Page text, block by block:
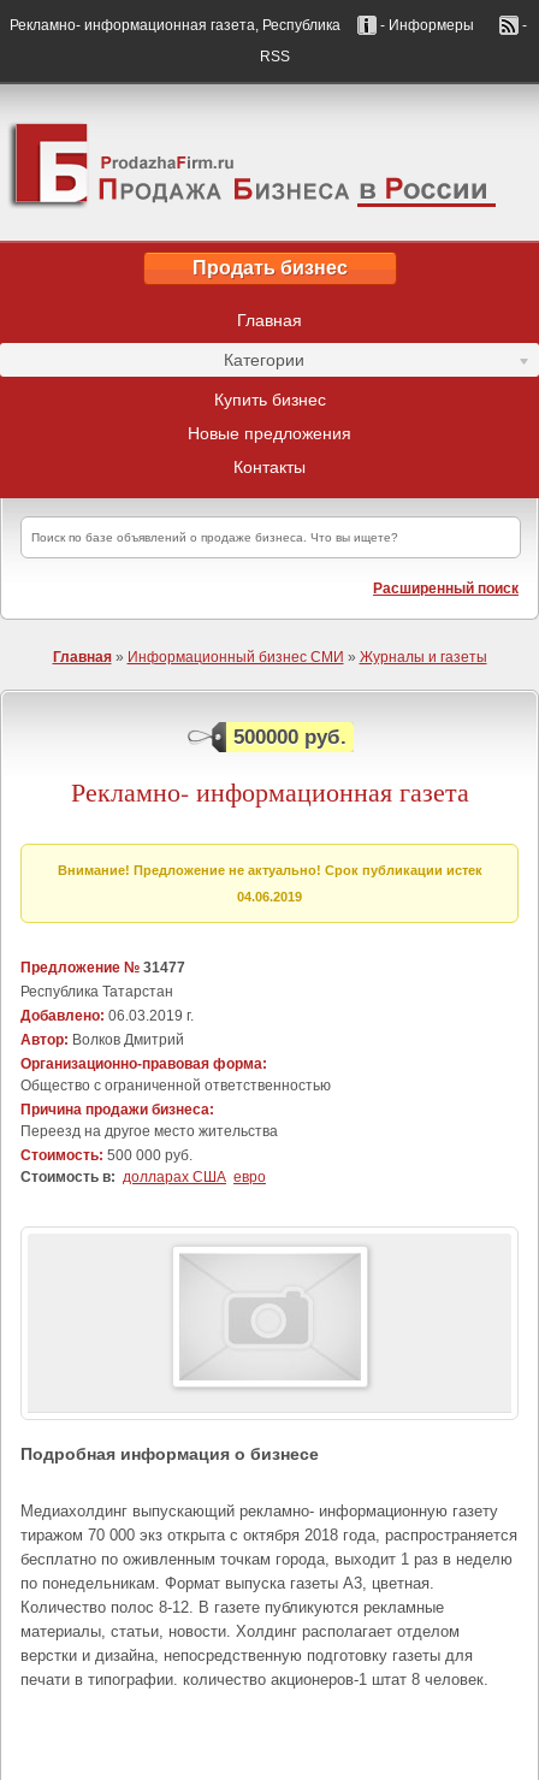
Рекламно- информационная газета, Республика - Информеры
-
RSS
Продать бизнес
Главная
Категории
Купить бизнес
Новые предложения
Контакты
Расширенный поиск
Главная» Информационный бизнес СМИ » Журналы и газеты
500000 руб.
Рекламно- информационная газета
Внимание! Предложение не актуально! Срок публикации истек
04.06.2019
Предложение № 31477
Республика Татарстан
Добавлено: 06.03.2019 г.
Автор: Волков Дмитрий
Организационно-правовая форма:
Общество с ограниченной ответственностью
Причина продажи бизнеса:
Переезд на другое место жительства
Стоимость: 500 000 руб.
Стоимость в: долларах США евро
Подробная информация о бизнесе
Медиахолдинг выпускающий рекламно- информационную газету
тиражом 70 000 экз открыта с октября 2018 года, распространяется
бесплатно по оживленным точкам города, выходит 1 раз в неделю
по понедельникам. Формат выпуска газеты А3, цветная.
Количество полос 8-12. В газете публикуются рекламные
материалы, статьи, новости. Холдинг располагает отделом
верстки и дизайна, непосредственную подготовку газеты для
печати в типографии. количество акционеров-1 штат 8 человек.